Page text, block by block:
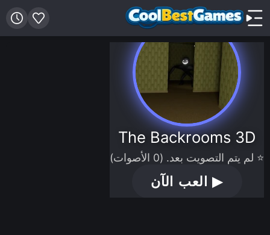
The Backrooms 3D
⭐ لم يتم التصويت بعد. (0 الأصوات)
▶العب الآن